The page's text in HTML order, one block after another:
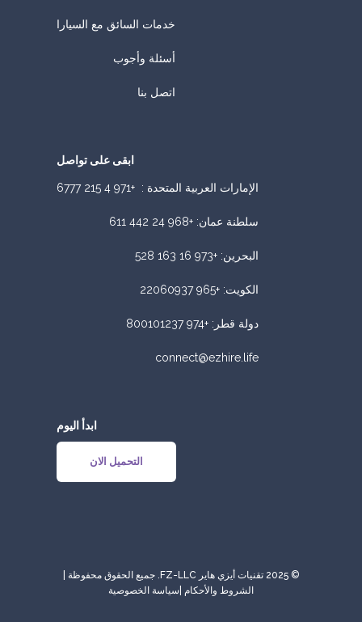
خدمات السائق مع السيارا
أسئلة وأجوب
اتصل بنا
ابقى على تواصل
الإمارات العربية المتحدة : +971 4 215 6777
سلطنة عمان:
+968 24 442 611
البحرين:
+973 16 163 528
الكويت:
+965 22060937
دولة قطر :
+974 800101237
connect@ezhire.life
ابدأ اليوم
التحميل الان
© 2025 تقنيات أيزي هاير FZ-LLC. جميع الحقوق محفوظة |
الشروط والأحكام سياسة الخصوصية